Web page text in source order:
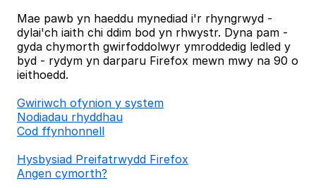
Mae pawb yn haeddu mynediad i'r rhyngrwyd -
dylai'ch iaith chi ddim bod yn rhwystr. Dyna pam -
gyda chymorth gwirfoddolwyr ymroddedig ledled y
byd - rydym yn darparu Firefox mewn mwy na 90 o
ieithoedd.
Gwiriwch ofynion y system
Nodiadau rhyddhau
Cod ffynhonnell
Hysbysiad Preifatrwydd Firefox
Angen cymorth?